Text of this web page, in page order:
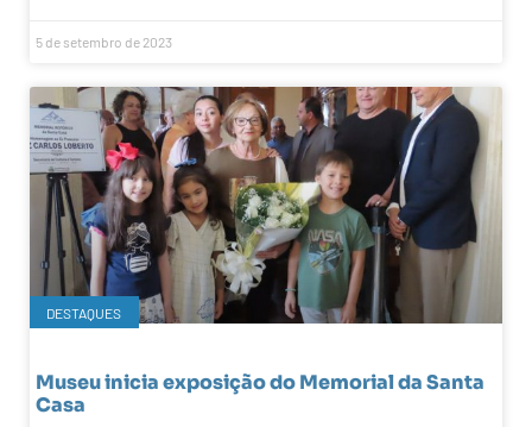
5 de setembro de 2023
DESTAQUES
Museu inicia exposição do Memorial da Santa
Casa